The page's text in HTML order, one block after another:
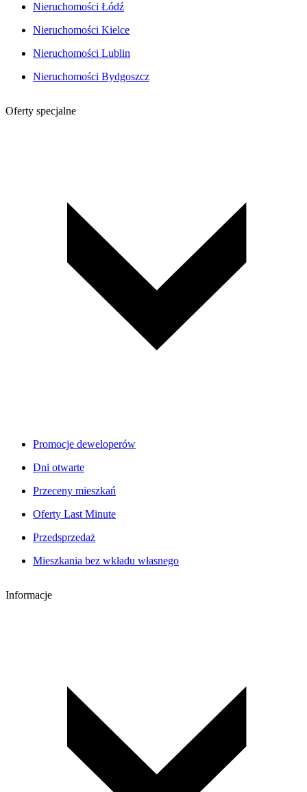
Nieruchomości Łódź
Nieruchomości Kielce
Nieruchomości Lublin
Nieruchomości Bydgoszcz
Oferty specjalne
Promocje deweloperów
Dni otwarte
Przeceny mieszkań
Oferty Last Minute
Przedsprzedaż
Mieszkania bez wkładu własnego
Informacje